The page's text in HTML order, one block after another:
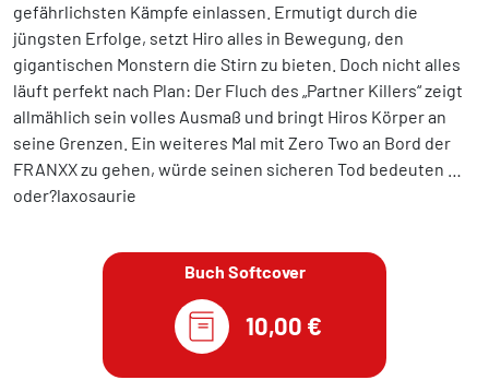
gefährlichsten Kämpfe einlassen. Ermutigt durch die
jüngsten Erfolge, setzt Hiro alles in Bewegung, den
gigantischen Monstern die Stirn zu bieten. Doch nicht alles
läuft perfekt nach Plan: Der Fluch des „Partner Killers“ zeigt
allmählich sein volles Ausmaß und bringt Hiros Körper an
seine Grenzen. Ein weiteres Mal mit Zero Two an Bord der
FRANXX zu gehen, würde seinen sicheren Tod bedeuten …
oder?laxosaurie
Buch Softcover
10,00 €